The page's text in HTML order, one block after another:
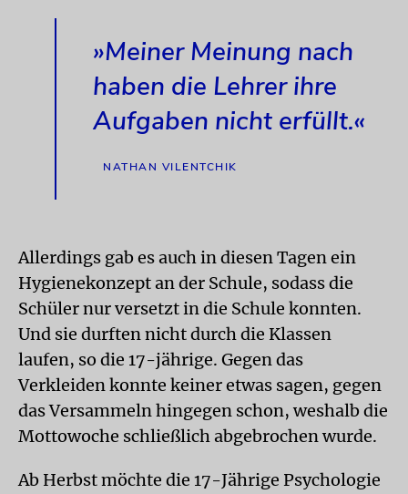
»Meiner Meinung nach
haben die Lehrer ihre
Aufgaben nicht erfüllt.«
NATHAN VILENTCHIK
Allerdings gab es auch in diesen Tagen ein
Hygienekonzept an der Schule, sodass die
Schüler nur versetzt in die Schule konnten.
Und sie durften nicht durch die Klassen
laufen, so die 17-jährige. Gegen das
Verkleiden konnte keiner etwas sagen, gegen
das Versammeln hingegen schon, weshalb die
Mottowoche schließlich abgebrochen wurde.
Ab Herbst möchte die 17-Jährige Psychologie